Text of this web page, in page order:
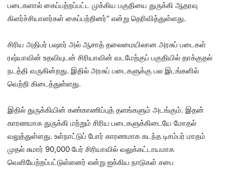
படைகளால் கைப்பற்றப்பட்ட முக்கிய பகுதியை துருக்கி ஆதரவு
கிளர்ச்சியாளர்கள் கைப்பற்றினர்“ என்று தெரிவித்துள்ளது.
சிரிய அதிபர் பஷார் அல் ஆசாத் தலைமையிலான அரசுப் படைகள்
ரஷ்யாவின் உதவியுடன் சிரியாவின் வடமேற்குப் பகுதியில் தாக்குதல்
நடத்தி வருகின்றது. இதில் அரசுப் படைகளுக்கு பல இடங்களில்
வெற்றி கிடைத்துள்ளது.
இதில் துருக்கியின் கண்காணிப்புத் தளங்களும் அடங்கும். இதன்
காரணமாக துருக்கி மற்றும் சிரிய படைகளுக்கிடையே மோதல்
வலுத்துள்ளது. உள்நாட்டுப் போர் காரணமாக கடந்த டிசம்பர் மாதம்
முதல் சுமார் 90,000 பேர் சிரியாவில் வலுக்கட்டாயமாக
வெளியேற்றப்பட்டுள்ளனர் என்று ஐக்கிய நாடுகள் சபை